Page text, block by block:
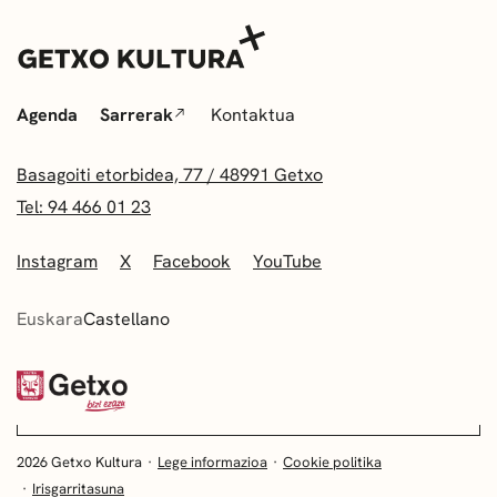
Agenda Sarrerak Kontaktua
Basagoiti etorbidea, 77 / 48991 Getxo
Tel: 94 466 01 23
Instagram X Facebook YouTube
EuskaraCastellano
2026 Getxo Kultura Lege informazioa
Cookie politika
Irisgarritasuna